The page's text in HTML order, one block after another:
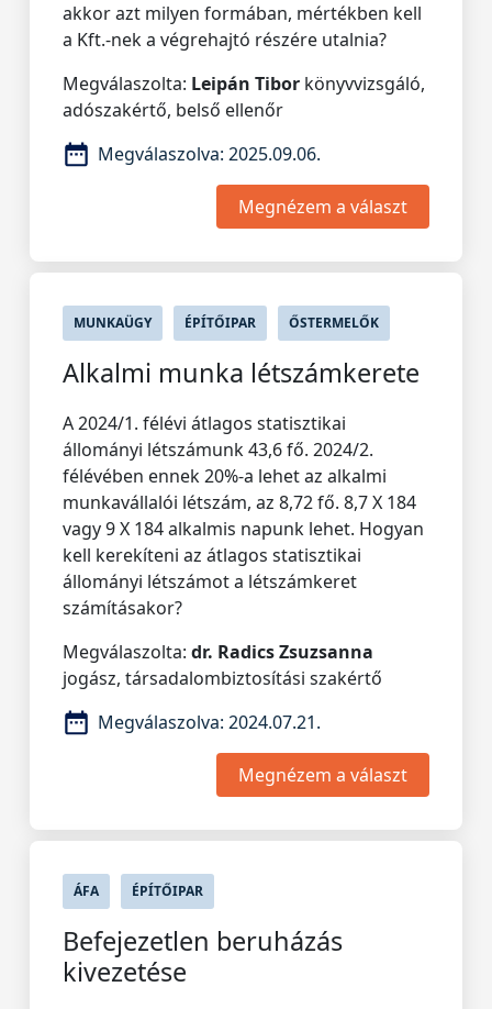
akkor azt milyen formában, mértékben kell
a Kft.-nek a végrehajtó részére utalnia?
Megválaszolta: Leipán Tibor könyvvizsgáló,
adószakértő, belső ellenőr
Megválaszolva: 2025.09.06.
Megnézem a választ
MUNKAÜGY ÉPÍTŐIPAR ŐSTERMELŐK
Alkalmi munka létszámkerete
A 2024/1. félévi átlagos statisztikai
állományi létszámunk 43,6 fő. 2024/2.
félévében ennek 20%-a lehet az alkalmi
munkavállalói létszám, az 8,72 fő. 8,7 X 184
vagy 9 X 184 alkalmis napunk lehet. Hogyan
kell kerekíteni az átlagos statisztikai
állományi létszámot a létszámkeret
számításakor?
Megválaszolta: dr. Radics Zsuzsanna
jogász, társadalombiztosítási szakértő
Megválaszolva: 2024.07.21.
Megnézem a választ
ÁFA ÉPÍTŐIPAR
Befejezetlen beruházás
kivezetése